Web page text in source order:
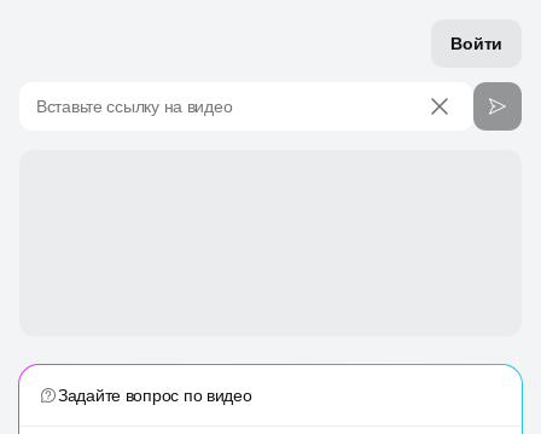
Войти
Вставьте ссылку на видео
Задайте вопрос по видео